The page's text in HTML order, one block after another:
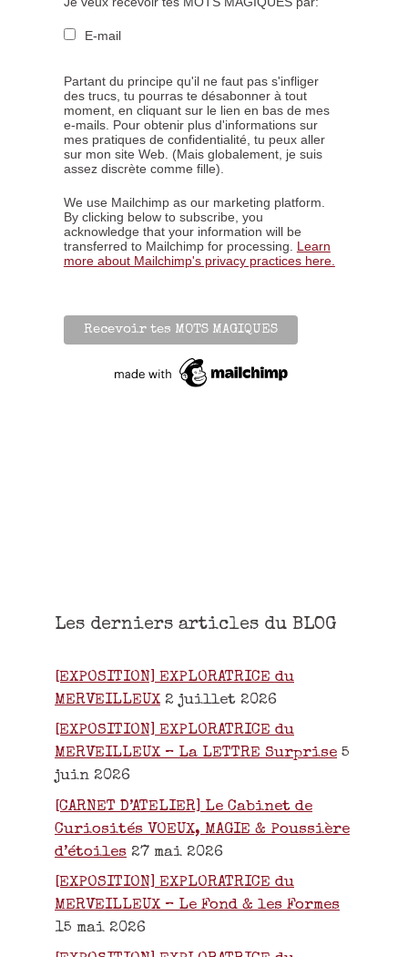
E-mail
Partant du principe qu'il ne faut pas s'infliger
des trucs, tu pourras te désabonner à tout
moment, en cliquant sur le lien en bas de mes
e-mails. Pour obtenir plus d'informations sur
mes pratiques de confidentialité, tu peux aller
sur mon site Web. (Mais globalement, je suis
assez discrète comme fille).
We use Mailchimp as our marketing platform.
By clicking below to subscribe, you
acknowledge that your information will be
transferred to Mailchimp for processing. Learn
more about Mailchimp's privacy practices here.
Les derniers articles du BLOG
[EXPOSITION] EXPLORATRICE du
MERVEILLEUX 2 juillet 2026
[EXPOSITION] EXPLORATRICE du
MERVEILLEUX – La LETTRE Surprise 5
juin 2026
[CARNET D’ATELIER] Le Cabinet de
Curiosités VOEUX, MAGIE & Poussière
d’étoiles 27 mai 2026
[EXPOSITION] EXPLORATRICE du
MERVEILLEUX – Le Fond & les Formes
15 mai 2026